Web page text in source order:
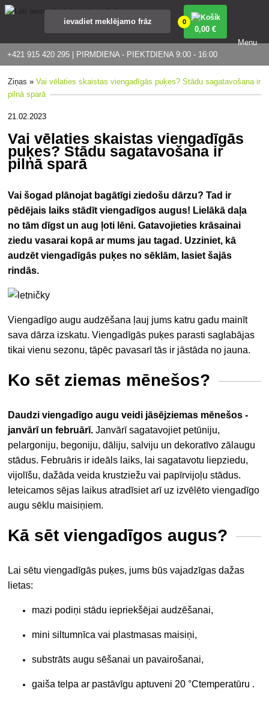
+421 915 420 295 | PIRMDIENA - PIEKTDIENA 9:00 - 16:00
0
0,00 €
Menu
Ziņas »Vai vēlaties skaistas viengadīgās puķes? Stādu sagatavošana ir
pilnā sparā
21.02.2023
Vai vēlaties skaistas viengadīgās
puķes? Stādu sagatavošana ir
pilnā sparā
Vai šogad plānojat bagātīgi ziedošu dārzu? Tad ir
pēdējais laiks stādīt viengadīgos augus! Lielākā daļa
no tām dīgst un aug ļoti lēni. Gatavojieties krāsainai
ziedu vasarai kopā ar mums jau tagad. Uzziniet, kā
audzēt viengadīgās puķes no sēklām, lasiet šajās
rindās.
Viengadīgo augu audzēšana ļauj jums katru gadu mainīt
sava dārza izskatu. Viengadīgās puķes parasti saglabājas
tikai vienu sezonu, tāpēc pavasarī tās ir jāstāda no jauna.
Ko sēt ziemas mēnešos?
Daudzi viengadīgo augu veidi jāsējziemas mēnešos -
janvārī un februārī. Janvārī sagatavojiet petūniju,
pelargoniju, begoniju, dāliju, salviju un dekoratīvo zālaugu
stādus. Februāris ir ideāls laiks, lai sagatavotu liepziedu,
vijolīšu, dažāda veida krustziežu vai papīrvijoļu stādus.
Ieteicamos sējas laikus atradīsiet arī uz izvēlēto viengadīgo
augu sēklu maisiņiem.
Kā sēt viengadīgos augus?
Lai sētu viengadīgās puķes, jums būs vajadzīgas dažas
lietas:
mazi podiņi stādu iepriekšējai audzēšanai,
mini siltumnīca vai plastmasas maisiņi,
substrāts augu sēšanai un pavairošanai,
gaiša telpa ar pastāvīgu aptuveni 20 °Ctemperatūru .